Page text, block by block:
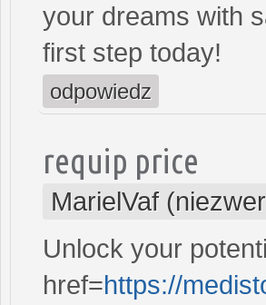
your dreams with
first step today!
odpowiedz
requip price
MarielVaf
Unlock your
href=https://